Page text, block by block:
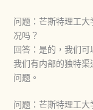
问题：芒斯特理工
况吗？
回答：是的，我们可
我们有内部的独特
问题。
问题：芒斯特理工